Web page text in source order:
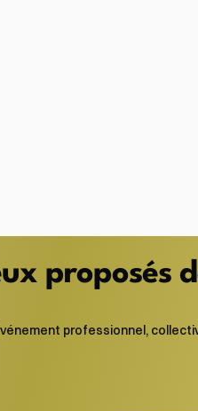
proposés
professionnel,